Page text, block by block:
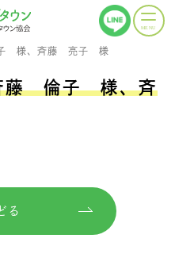
様、斉藤 亮子 様
藤 倫子 様、斉
る